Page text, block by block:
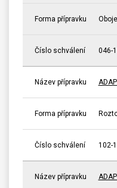
Forma přípravku
Číslo schválení 046-
Název přípravku
Forma přípravku
Číslo schválení 102-
Název přípravku